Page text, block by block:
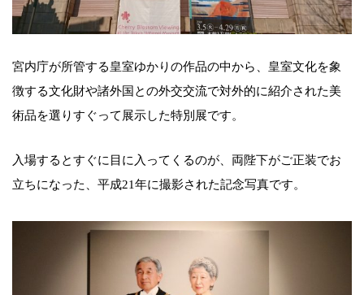
宮内庁が所管する皇室ゆかりの作品の中から、皇室文化を象
徴する文化財や諸外国との外交交流で対外的に紹介された美
術品を選りすぐって展示した特別展です。
入場するとすぐに目に入ってくるのが、両陛下がご正装でお
立ちになった、平成21年に撮影された記念写真です。